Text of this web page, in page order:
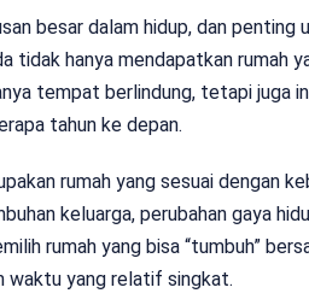
besar dalam hidup, dan penting
hanya mendapatkan rumah
tempat berlindung, tetapi juga
tahun ke depan.
rumah yang sesuai dengan
keluarga, perubahan gaya
rumah yang bisa “tumbuh”
waktu yang relatif singkat.